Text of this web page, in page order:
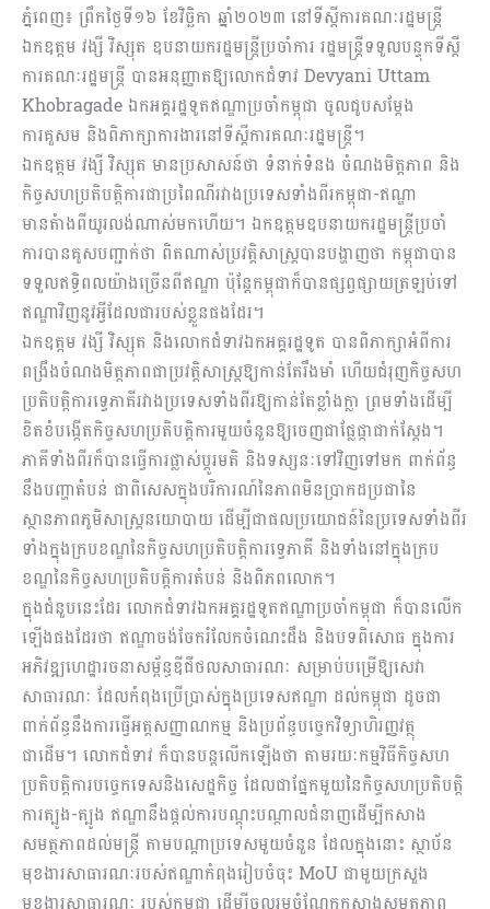
ភ្នំពេញ៖ ព្រឹកថ្ងៃទី១៦ ខែវិច្ឆិកា ឆ្នាំ២០២៣ នៅទីស្តីការគណៈរដ្ឋមន្រ្តី
ឯកឧត្តម វង្សី វិស្សុត ឧបនាយករដ្ឋមន្ត្រីប្រចាំការ រដ្ឋមន្ត្រីទទួលបន្ទុកទីស្តី
ការគណៈរដ្ឋមន្ត្រី បានអនុញ្ញាតឱ្យលោកជំទាវ Devyani Uttam
Khobragade ឯកអគ្គរដ្ឋទូតឥណ្ឌាប្រចាំកម្ពុជា ចូលជូបសម្តែង
ការគួសម និងពិភាក្សាការងារនៅទីស្តីការគណៈរដ្ឋមន្ត្រី។
ឯកឧត្តម វង្សី វិស្សុត មានប្រសាសន៍ថា ទំនាក់ទំនង ចំណងមិត្តភាព និង
កិច្ចសហប្រតិបត្តិការជាប្រពៃណីរវាងប្រទេសទាំងពីរកម្ពុជា-ឥណ្ឌា
មានតំាងពីយូរលង់ណាស់មកហើយ។ ឯកឧត្តមឧបនាយករដ្ឋមន្ត្រីប្រចាំ
ការបានគូសបញ្ជាក់ថា ពិតណាស់ប្រវត្តិសាស្រ្តបានបង្ហាញថា កម្ពុជាបាន
ទទួលឥទ្ធិពលយ៉ាងច្រើនពីឥណ្ឌា ប៉ុន្តែកម្ពុជាក៏បានផ្សព្វផ្សាយត្រឡប់ទៅ
ឥណ្ឌាវិញនូវអ្វីដែលជារបស់ខ្លួនផងដែរ។
ឯកឧត្តម វង្សី វិស្សុត និងលោកជំទាវឯកអគ្គរដ្ឋទូត បានពិភាក្សាអំពីការ
ពង្រឹងចំណងមិត្តភាពជាប្រវត្តិសាស្ត្រឱ្យកាន់តែរឹងមាំ ហើយជំរុញកិច្ចសហ
ប្រតិបត្តិការទ្វេភាគីរវាងប្រទេសទាំងពីរឱ្យកាន់តែខ្លាំងក្លា ព្រមទាំងដើម្បី
ខិតខំបង្កើតកិច្ចសហប្រតិបត្តិការមួយចំនួនឱ្យចេញជាផ្លែផ្កាជាក់ស្តែង។
ភាគីទាំងពីរក៏បានធ្វើការផ្លាស់ប្តូរមតិ និងទស្សនៈទៅវិញទៅមក ពាក់ព័ន្ធ
នឹងបញ្ហាតំបន់ ជាពិសេសក្នុងបរិការណ៍នៃភាពមិនប្រាកដប្រជានៃ
ស្ថានភាពភូមិសាស្ត្រនយោបាយ ដើម្បីជាផលប្រយោជន៍នៃប្រទេសទាំងពីរ
ទាំងក្នុងក្របខណ្ឌនៃកិច្ចសហប្រតិបត្តិការទេ្វភាគី និងទាំងនៅក្នុងក្រប
ខណ្ឌនៃកិច្ចសហប្រតិបត្តិការតំបន់ និងពិភពលោក។
ក្នុងជំនួបនេះដែរ លោកជំទាវឯកអគ្គរដ្ឋទូតឥណ្ឌាប្រចាំកម្ពុជា ក៏បានលើក
ឡើងផងដែរថា ឥណ្ឌាចង់ចែករំលែកចំណេះដឹង និងបទពិសោធ ក្នុងការ
អភិវឌ្ឍហេដ្ឋារចនាសម្ព័ន្ធឌីជីថលសាធារណៈ សម្រាប់បម្រើឱ្យសេវា
សាធារណៈ ដែលកំពុងប្រើប្រាស់ក្នុងប្រទេសឥណ្ឌា ដល់កម្ពុជា ដូចជា
ពាក់ព័ន្ធនឹងការធ្វើអត្តសញ្ញាណកម្ម និងប្រព័ន្ធបច្ចេកវិទ្យាហិរញ្ញវត្ថុ
ជាដើម។ លោកជំទាវ ក៏បានបន្តលើកឡើងថា តាមរយៈកម្មវិធីកិច្ចសហ
ប្រតិបត្តិការបច្ចេកទេសនិងសេដ្ឋកិច្ច ដែលជាផ្នែកមួយនៃកិច្ចសហប្រតិបត្តិ
ការត្បូង-ត្បូង ឥណ្ឌានឹងផ្តល់ការបណ្តុះបណ្តាលជំនាញដើម្បីកសាង
សមត្ថភាពដល់មន្ត្រី តាមបណ្តាប្រទេសមួយចំនួន ដែលក្នុងនោះ ស្ថាប័ន
មុខងារសាធារណៈរបស់ឥណ្ឌាកំពុងរៀបចំចុះ MoU ជាមួយក្រសួង